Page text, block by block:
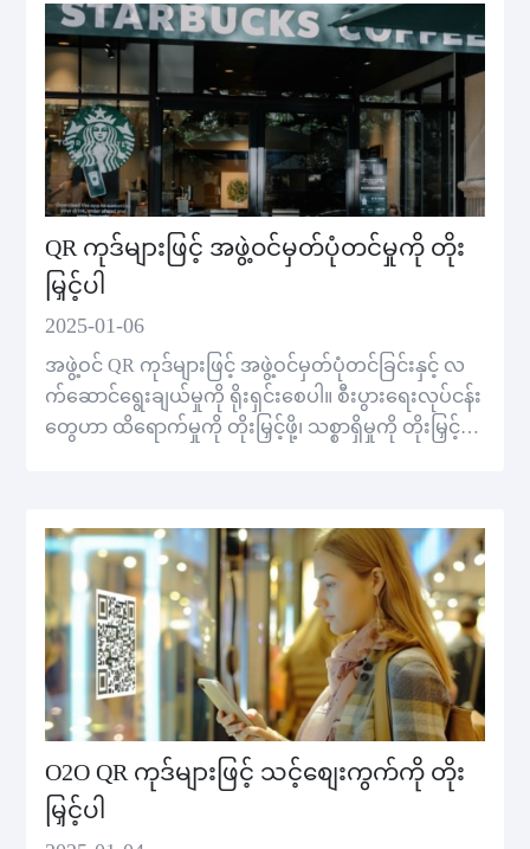
QR ကုဒ်များဖြင့် အဖွဲ့ဝင်မှတ်ပုံတင်မှုကို တိုး
မြှင့်ပါ
2025-01-06
အဖွဲ့ဝင် QR ကုဒ်များဖြင့် အဖွဲ့ဝင်မှတ်ပုံတင်ခြင်းနှင့် လ
က်ဆောင်ရွေးချယ်မှုကို ရိုးရှင်းစေပါ။ စီးပွားရေးလုပ်ငန်း
တွေဟာ ထိရောက်မှုကို တိုးမြှင့်ဖို့၊ သစ္စာရှိမှုကို တိုးမြှင့်ဖို့၊
O2O QR ကုဒ်များဖြင့် သင့်စျေးကွက်ကို တိုး
မြှင့်ပါ